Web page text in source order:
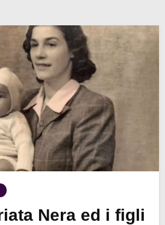
Nera ed i figli